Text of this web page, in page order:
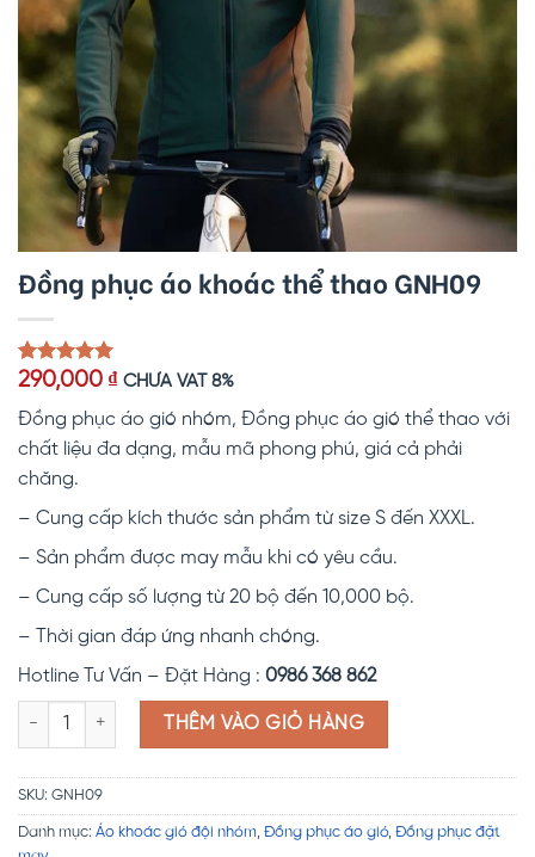
Đồng phục áo khoác thể thao GNH09
5.00trên 5
1
đánh giá
290,000 ₫ CHƯA VAT 8%
Đồng phục áo gió nhóm, Đồng phục áo gió thể thao với
chất liệu đa dạng, mẫu mã phong phú, giá cả phải
chăng.
– Cung cấp kích thước sản phẩm từ size S đến XXXL.
– Sản phẩm được may mẫu khi có yêu cầu.
– Cung cấp số lượng từ 20 bộ đến 10,000 bộ.
– Thời gian đáp ứng nhanh chóng.
Hotline Tư Vấn – Đặt Hàng : 0986 368 862
Đồng phục áo khoác thể thao GNH09 số lượng
THÊM VÀO GIỎ HÀNG
SKU: GNH09
Danh mục: Áo khoác gió đội nhóm, Đồng phục áo gió, Đồng phục đặt